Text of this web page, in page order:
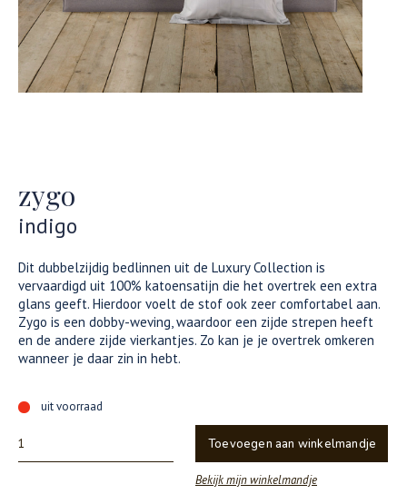
zygo
indigo
Dit dubbelzijdig bedlinnen uit de Luxury Collection is
vervaardigd uit 100% katoensatijn die het overtrek een extra
glans geeft. Hierdoor voelt de stof ook zeer comfortabel aan.
Zygo is een dobby-weving, waardoor een zijde strepen heeft
en de andere zijde vierkantjes. Zo kan je je overtrek omkeren
wanneer je daar zin in hebt.
uit voorraad
Toevoegen aan winkelmandje
Bekijk mijn winkelmandje